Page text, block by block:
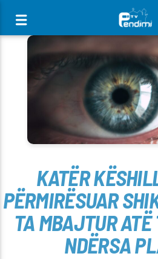
[There are no radio stations in
KATËR
PËRMIRËSUAR
TA MBAJTUR ATË
NDËRSA